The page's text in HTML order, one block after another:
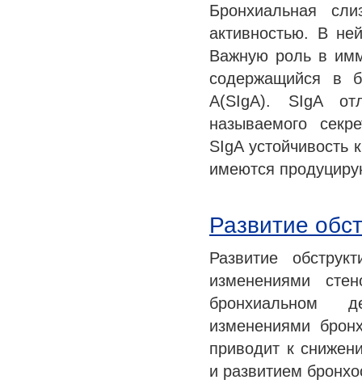
Бронхиальная
активностью. В
Важную роль в
содержащийся в
A(SIgA). SIgA
называемого
SIgA устойчивость
имеются
Развитие
Развитие
изменениями
бронхиальном
изменениями
приводит к
и развитием